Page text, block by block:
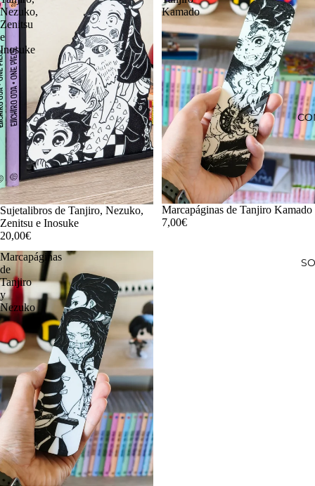
Nezuko,
Zenitsu
e
Inosuke
Sujetalibros de Tanjiro, Nezuko,
Zenitsu e Inosuke
20,00€
Kamado
Marcapáginas de Tanjiro Kamado
7,00€
Marcapáginas
de
Tanjiro
y
Nezuko